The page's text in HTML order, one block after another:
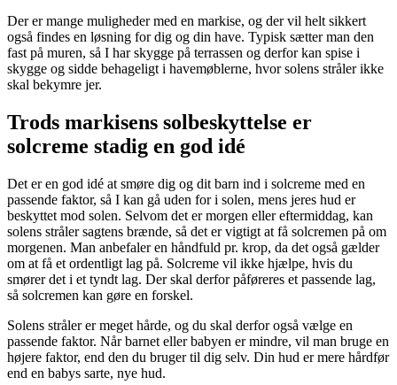
Der er mange muligheder med en markise, og der vil helt sikkert
også findes en løsning for dig og din have. Typisk sætter man den
fast på muren, så I har skygge på terrassen og derfor kan spise i
skygge og sidde behageligt i havemøblerne, hvor solens stråler ikke
skal bekymre jer.
Trods markisens solbeskyttelse er
solcreme stadig en god idé
Det er en god idé at smøre dig og dit barn ind i solcreme med en
passende faktor, så I kan gå uden for i solen, mens jeres hud er
beskyttet mod solen. Selvom det er morgen eller eftermiddag, kan
solens stråler sagtens brænde, så det er vigtigt at få solcremen på om
morgenen. Man anbefaler en håndfuld pr. krop, da det også gælder
om at få et ordentligt lag på. Solcreme vil ikke hjælpe, hvis du
smører det i et tyndt lag. Der skal derfor påføreres et passende lag,
så solcremen kan gøre en forskel.
Solens stråler er meget hårde, og du skal derfor også vælge en
passende faktor. Når barnet eller babyen er mindre, vil man bruge en
højere faktor, end den du bruger til dig selv. Din hud er mere hårdfør
end en babys sarte, nye hud.